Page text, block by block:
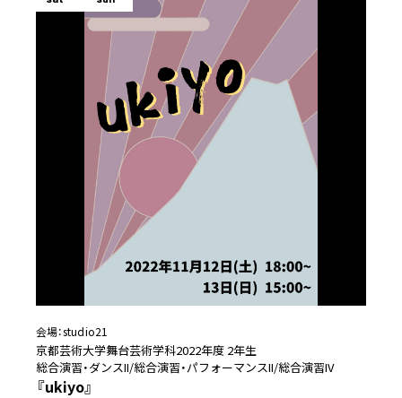
会場：studio21
京都芸術大学舞台芸術学科2022年度 2年生
総合演習・ダンスII/総合演習・パフォーマンスII/総合演習IV
『ukiyo』